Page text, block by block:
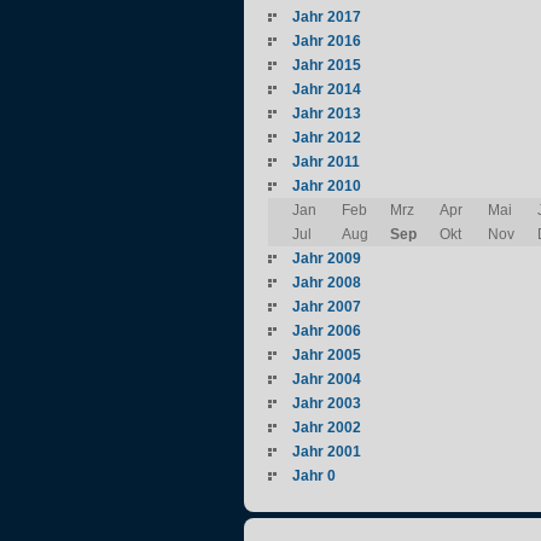
Jahr 2017
Jahr 2016
Jahr 2015
Jahr 2014
Jahr 2013
Jahr 2012
Jahr 2011
Jahr 2010
Jan
Feb Mrz Apr Mai
Jul
Aug Sep Okt Nov
Jahr 2009
Jahr 2008
Jahr 2007
Jahr 2006
Jahr 2005
Jahr 2004
Jahr 2003
Jahr 2002
Jahr 2001
Jahr 0